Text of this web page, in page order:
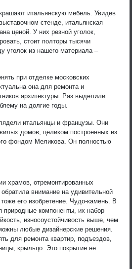
итальянскую мебель. Увидев
стенде, итальянская
ценой. У них резной уголок,
стоит полторы тысячи
уголок из нашего материала –
при отделке московских
она для ремонта и
архитектуры. Раз выделили
на долгие годы.
итальянцы и французы. Они
домов, целиком построенных из
фондом Меликова. Он полностью
храмов, отремонтированных
внимание на удивительной
его изобретение. Чудо-камень. В
природные компоненты, их набор
износоустойчивость выше, чем
любые дизайнерские решения.
для ремонта квартир, подъездов,
крыльцо. Это покрытие не